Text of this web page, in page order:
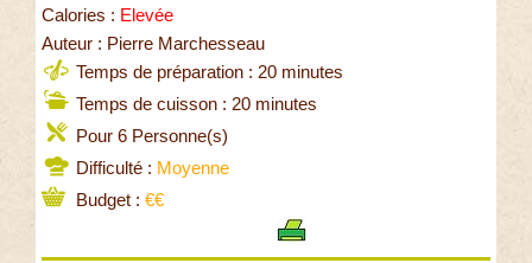
Calories : Elevée
Auteur : Pierre Marchesseau
Temps de préparation : 20 minutes
Temps de cuisson : 20 minutes
Pour 6 Personne(s)
Difficulté : Moyenne
Budget : €€